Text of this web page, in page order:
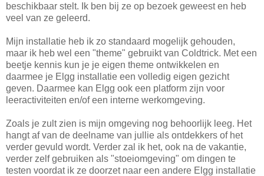
beschikbaar stelt. Ik ben bij ze op bezoek geweest en heb
veel van ze geleerd.
Mijn installatie heb ik zo standaard mogelijk gehouden,
maar ik heb wel een "theme" gebruikt van Coldtrick. Met een
beetje kennis kun je je eigen theme ontwikkelen en
daarmee je Elgg installatie een volledig eigen gezicht
geven. Daarmee kan Elgg ook een platform zijn voor
leeractiviteiten en/of een interne werkomgeving.
Zoals je zult zien is mijn omgeving nog behoorlijk leeg. Het
hangt af van de deelname van jullie als ontdekkers of het
verder gevuld wordt. Verder zal ik het, ook na de vakantie,
verder zelf gebruiken als "stoeiomgeving" om dingen te
testen voordat ik ze doorzet naar een andere Elgg installatie